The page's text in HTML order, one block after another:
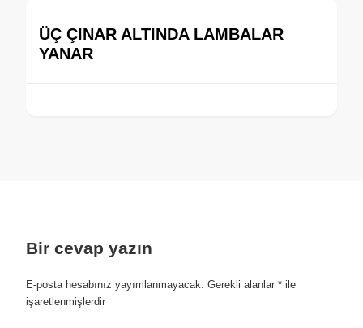
ÜÇ ÇINAR ALTINDA LAMBALAR
YANAR
Bir cevap yazın
E-posta hesabınız yayımlanmayacak. Gerekli alanlar * ile
işaretlenmişlerdir